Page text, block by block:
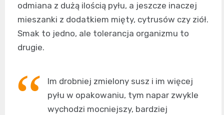
odmiana z dużą ilością pyłu, a jeszcze inaczej
mieszanki z dodatkiem mięty, cytrusów czy ziół.
Smak to jedno, ale tolerancja organizmu to
drugie.
Im drobniej zmielony susz i im więcej
pyłu w opakowaniu, tym napar zwykle
wychodzi mocniejszy, bardziej